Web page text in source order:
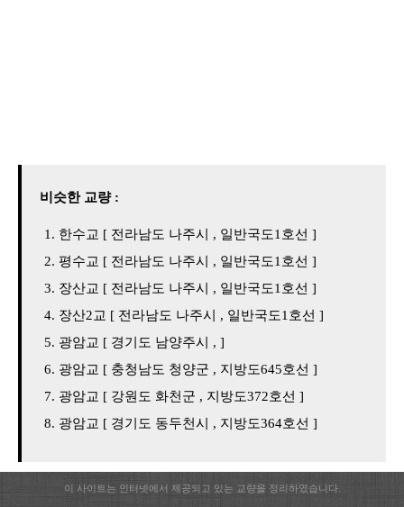
비슷한 교량 :
한수교 [ 전라남도 나주시 , 일반국도1호선 ]
평수교 [ 전라남도 나주시 , 일반국도1호선 ]
장산교 [ 전라남도 나주시 , 일반국도1호선 ]
장산2교 [ 전라남도 나주시 , 일반국도1호선 ]
광암교 [ 경기도 남양주시 , ]
광암교 [ 충청남도 청양군 , 지방도645호선 ]
광암교 [ 강원도 화천군 , 지방도372호선 ]
광암교 [ 경기도 동두천시 , 지방도364호선 ]
이 사이트는 인터넷에서 제공되고 있는 교량을 정리하였습니다.